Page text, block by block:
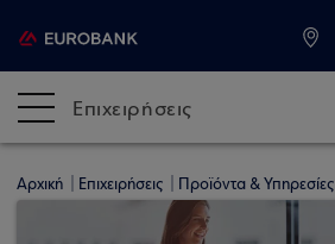
Επιχειρήσεις
Αρχική Επιχειρήσεις Προϊόντα & Υπηρεσίες